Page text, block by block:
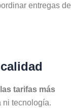
entregas de
tarifas más
ni tecnología.